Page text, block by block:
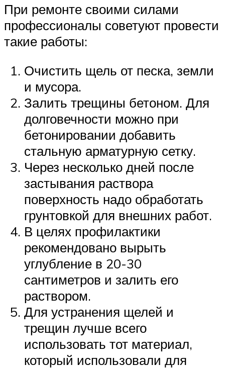
При ремонте своими силами
профессионалы советуют провести
такие работы:
Очистить щель от песка, земли
и мусора.
Залить трещины бетоном. Для
долговечности можно при
бетонировании добавить
стальную арматурную сетку.
Через несколько дней после
застывания раствора
поверхность надо обработать
грунтовкой для внешних работ.
В целях профилактики
рекомендовано вырыть
углубление в 20-30
сантиметров и залить его
раствором.
Для устранения щелей и
трещин лучше всего
использовать тот материал,
который использовали для